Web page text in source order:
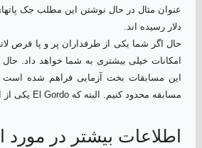
دلار رسیده اند.
امکانات خیلی بیشتری به شما خواهد داد.
این مسابقات بخت آزمایی فراهم شده
مسابقه محدود کنیم. البته که El Gordo یکی از اینهاست.
اطلاعات بیشتر در مورد